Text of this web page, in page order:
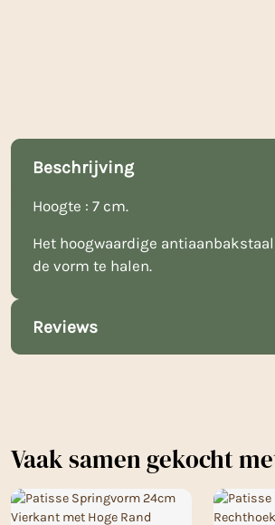
Beschrijving
Hoogte : 7 cm.
Het hoogwaardige
de vorm te halen.
Reviews
Vaak samen gekocht